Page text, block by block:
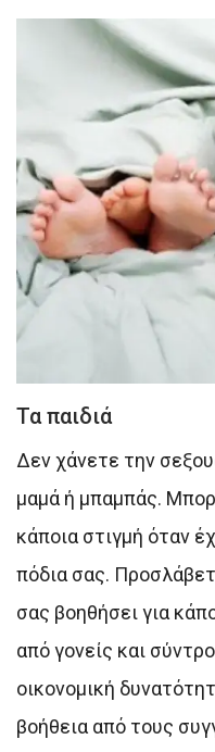
Τα παιδιά
Δεν χάνετε την
μαμά ή μπαμπάς.
κάποια στιγμή όταν
πόδια σας.
σας βοηθήσει για
από γονείς και
οικονομική
βοήθεια από τους